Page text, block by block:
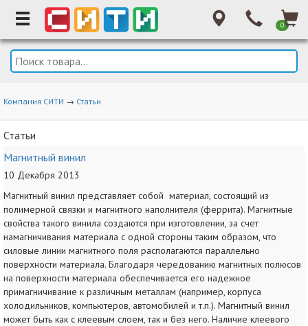
0
Компания СИТИ → Статьи
Статьи
Магнитный винил
10 Декабря 2013
Магнитный винил представляет собой материал, состоящий из
полимерной связки и магнитного наполнителя (феррита). Магнитные
свойства такого винила создаются при изготовлении, за счет
намагничивания материала с одной стороны таким образом, что
силовые линии магнитного поля располагаются параллельно
поверхности материала. Благодаря чередованию магнитных полюсов
на поверхности материала обеспечивается его надежное
примагничивание к различным металлам (например, корпуса
холодильников, компьютеров, автомобилей и т.п.). Магнитный винил
может быть как с клеевым слоем, так и без него. Наличие клеевого